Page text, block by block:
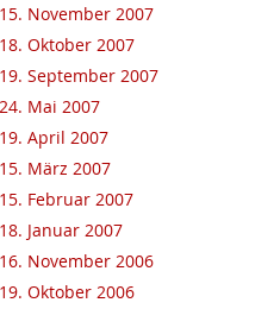
November 2007
Oktober 2007
September 2007
Mai 2007
April 2007
März 2007
Februar 2007
Januar 2007
November 2006
Oktober 2006